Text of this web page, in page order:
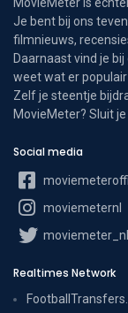
Je bent bij ons
filmnieuws,
Daarnaast vind je
weet wat er populair
Zelf je steentje
MovieMeter? Sluit
Social media
moviemeternl
moviemeter_nl
Realtimes Network